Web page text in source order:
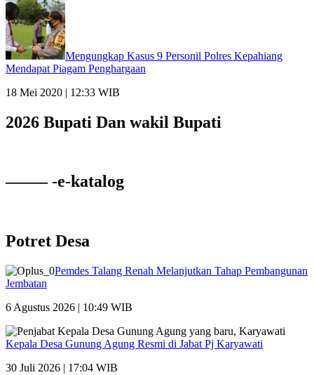
Mengungkap Kasus 9 Personil Polres Kepahiang
Mendapat Piagam Penghargaan
18 Mei 2020 | 12:33 WIB
2026 Bupati Dan wakil Bupati
——– -e-katalog
Potret Desa
Pemdes Talang Renah Melanjutkan Tahap Pembangunan
Jembatan
6 Agustus 2026 | 10:49 WIB
Kepala Desa Gunung Agung Resmi di Jabat Pj Karyawati
30 Juli 2026 | 17:04 WIB